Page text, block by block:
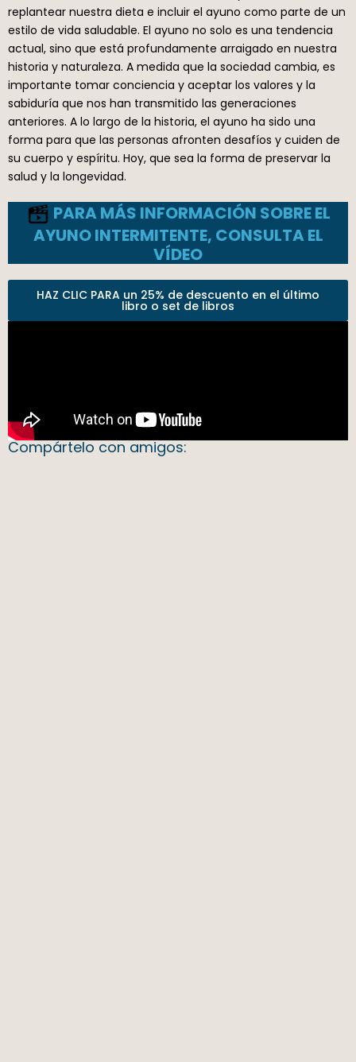
replantear nuestra dieta e incluir el ayuno como parte de un
estilo de vida saludable. El ayuno no solo es una tendencia
actual, sino que está profundamente arraigado en nuestra
historia y naturaleza. A medida que la sociedad cambia, es
importante tomar conciencia y aceptar los valores y la
sabiduría que nos han transmitido las generaciones
anteriores. A lo largo de la historia, el ayuno ha sido una
forma para que las personas afronten desafíos y cuiden de
su cuerpo y espíritu. Hoy, que sea la forma de preservar la
salud y la longevidad.
PARA MÁS INFORMACIÓN SOBRE EL
AYUNO INTERMITENTE, CONSULTA EL
VÍDEO
HAZ CLIC PARA un 25% de descuento en el último
libro o set de libros
Compártelo con amigos: